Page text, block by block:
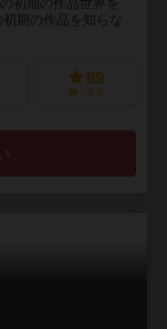
初期の作品世界を
期の作品を知らな
89
持ってる